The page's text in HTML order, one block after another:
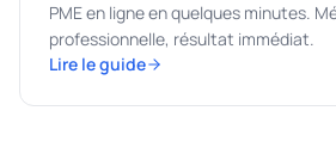
PME en ligne en quelques minutes.
professionnelle, résultat immédiat.
Lire le guide